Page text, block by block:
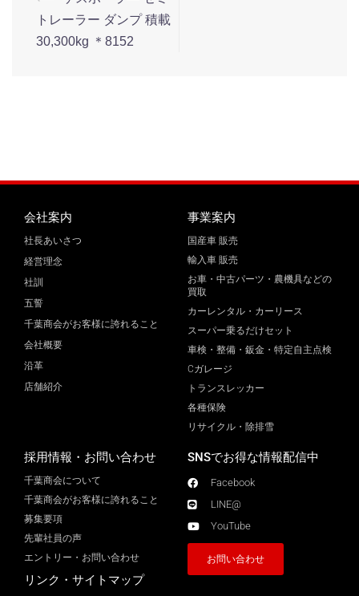
トレーラー ダンプ 積載
30,300kg ＊8152
会社案内
社長あいさつ
経営理念
社訓
五誓
千葉商会がお客様に誇れること
会社概要
沿革
店舗紹介
事業案内
国産車 販売
輸入車 販売
お車・中古パーツ・農機具などの
買取
カーレンタル・カーリース
スーパー乗るだけセット
車検・整備・鈑金・特定自主点検
Cガレージ
トランスレッカー
各種保険
リサイクル・除排雪
採用情報・お問い合わせ
千葉商会について
千葉商会がお客様に誇れること​
募集要項
先輩社員の声
エントリー・お問い合わせ
リンク・サイトマップ
SNSでお得な情報配信中
Facebook
LINE@
YouTube
お問い合わせ